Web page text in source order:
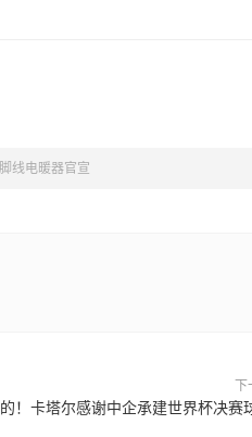
线电暖器官宣
下
！卡塔尔感谢中企承建世界杯决赛